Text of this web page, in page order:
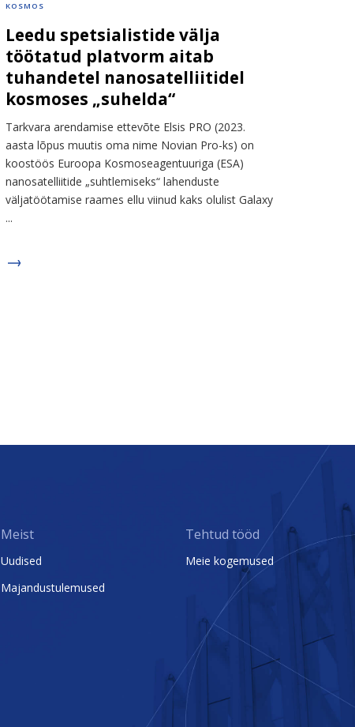
KOSMOS
Leedu spetsialistide välja
töötatud platvorm aitab
tuhandetel nanosatelliitidel
kosmoses „suhelda“
Tarkvara arendamise ettevõte Elsis PRO (2023.
aasta lõpus muutis oma nime Novian Pro-ks) on
koostöös Euroopa Kosmoseagentuuriga (ESA)
nanosatelliitide „suhtlemiseks“ lahenduste
väljatöötamise raames ellu viinud kaks olulist Galaxy
...
Meist
Uudised
Majandustulemused
Tehtud tööd
Meie kogemused